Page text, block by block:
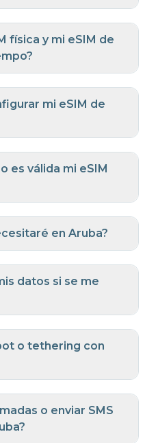
física y mi eSIM de
mi eSIM de
es válida mi eSIM
en Aruba?
datos si se me
o tethering con
o enviar SMS